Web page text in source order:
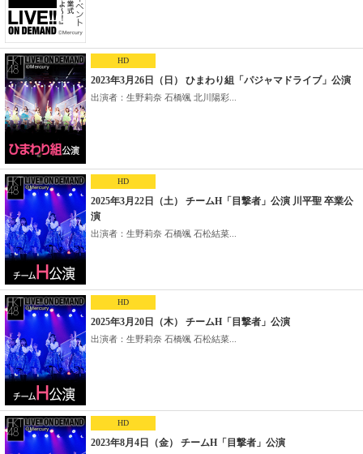
HD
2023年3月26日（日） ひまわり組「パジャマドライブ」公演
出演者：生野莉奈 石橋颯 北川陽彩...
HD
2025年3月22日（土） チームH「目撃者」公演 川平聖 卒業公
演
出演者：生野莉奈 石橋颯 石松結菜...
HD
2025年3月20日（木） チームH「目撃者」公演
出演者：生野莉奈 石橋颯 石松結菜...
HD
2023年8月4日（金） チームH「目撃者」公演